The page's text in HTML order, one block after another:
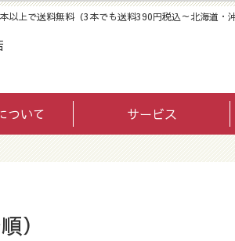
上で送料無料（3本でも送料390円税込～北海道・
ついて サービス
）